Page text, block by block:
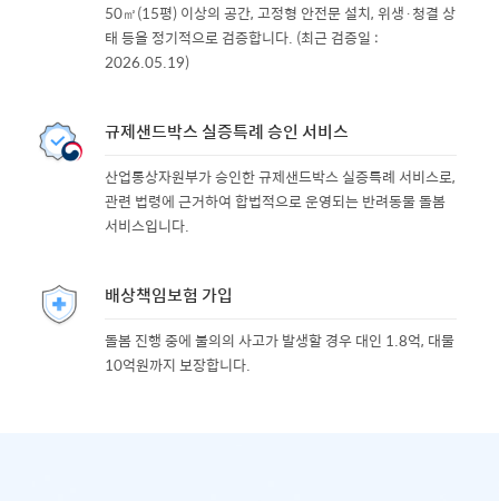
50㎡(15평) 이상의 공간, 고정형 안전문 설치, 위생·청결 상
태 등을 정기적으로 검증합니다. (최근 검증일 :
2026.05.19)
규제샌드박스 실증특례 승인 서비스
산업통상자원부가 승인한 규제샌드박스 실증특례 서비스로,
관련 법령에 근거하여 합법적으로 운영되는 반려동물 돌봄
서비스입니다.
배상책임보험 가입
돌봄 진행 중에 불의의 사고가 발생할 경우 대인 1.8억, 대물
10억원까지 보장합니다.